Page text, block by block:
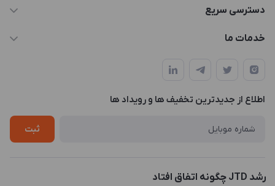
021-88846810-1
طبقه3
دسترسی سریع
حساب کاربری
لیست محصولات
درباره ما
خدمات ما
چاپ و حکاکی
طراحی سه بعدی
اطلاع از جدیدترین تخفیف ها و رویداد ها
ثبت
رشد JTD چگونه اتفاق افتاد